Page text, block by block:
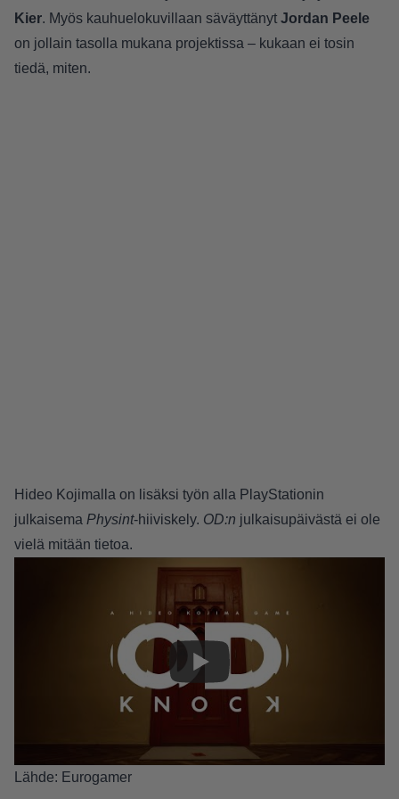
Kier. Myös kauhuelokuvillaan säväyttänyt Jordan Peele
on jollain tasolla mukana projektissa – kukaan ei tosin
tiedä, miten.
Hideo Kojimalla on lisäksi työn alla PlayStationin
julkaisema Physint-hiiviskely. OD:n julkaisupäivästä ei ole
vielä mitään tietoa.
Lähde: Eurogamer